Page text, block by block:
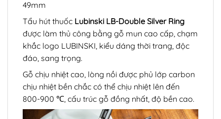
49mm
Tẩu hút thuốc Lubinski LB-Double Silver Ring
được làm thủ công bằng gỗ mun cao cấp, chạm
khắc logo LUBINSKI, kiểu dáng thời trang, độc
đáo, sang trọng.
Gỗ chịu nhiệt cao, lòng nồi được phủ lớp carbon
chịu nhiệt bền chắc có thể chịu nhiệt lên đến
800-900 ℃, cấu trúc gỗ đồng nhất, độ bền cao.